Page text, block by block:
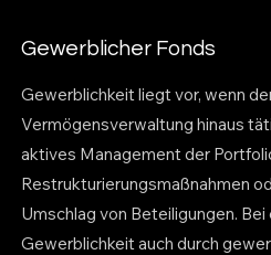
Gewerblicher Fonds
Gewerblichkeit liegt vor, wenn
Vermögensverwaltung hinaus
aktives Management der
Restrukturierungsmaßnahmen
Umschlag von Beteiligungen. Bei
Gewerblichkeit auch durch